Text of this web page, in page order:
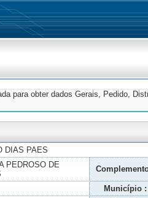
para obter dados Gerais, Pedido,
DIAS PAES
PEDROSO DE
Município :